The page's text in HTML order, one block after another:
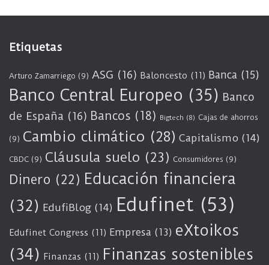
Etiquetas
Arturo Zamarriego (9) ASG (16) Baloncesto (11) Banca (15)
Banco Central Europeo (35) Banco
de España (16) Bancos (18) Bigtech (8) Cajas de ahorros
(9) Cambio climático (28) Capitalismo (14)
CBDC (9) Cláusula suelo (23) Consumidores (9)
Dinero (22) Educación financiera
(32) EdufiBlog (14) Edufinet (53)
Edufinet Congress (11) Empresa (13) eXtoikos
(34) Finanzas (11) Finanzas sostenibles